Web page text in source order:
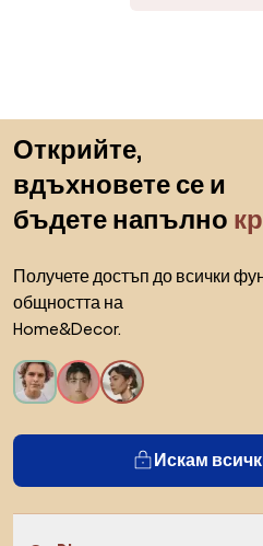
Открийте,
вдъхновете се и
бъдете напълно
Получете достъп до всички
общността на
Home&Decor.
Искам